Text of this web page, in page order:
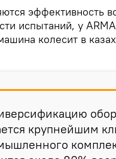
эффективность
испытаний, у
колесит в
крупнейшим